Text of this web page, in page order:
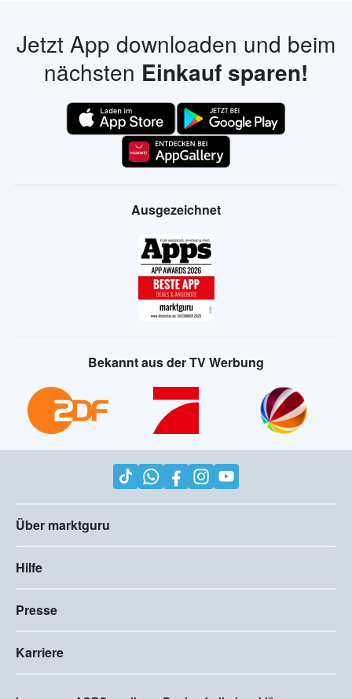
Jetzt App downloaden und beim
nächsten Einkauf sparen!
Ausgezeichnet
Bekannt aus der TV Werbung
Über marktguru
Hilfe
Presse
Karriere